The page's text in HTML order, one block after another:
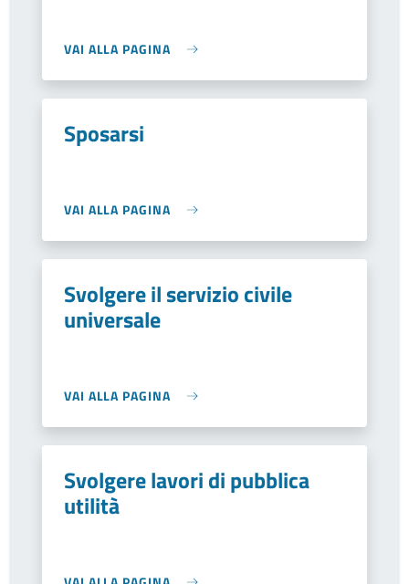
VAI ALLA PAGINA
Sposarsi
VAI ALLA PAGINA
Svolgere il servizio civile
universale
VAI ALLA PAGINA
Svolgere lavori di pubblica
utilità